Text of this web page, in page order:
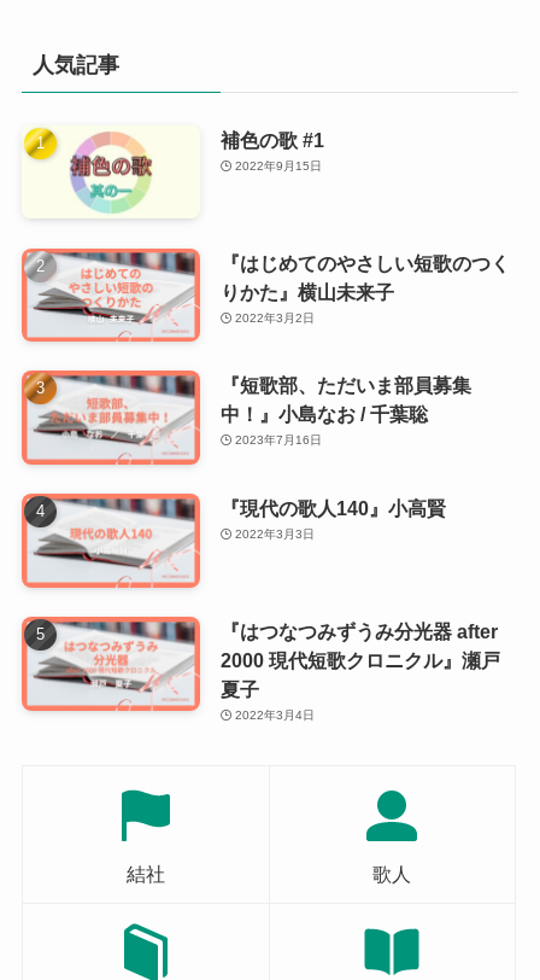
人気記事
補色の歌 #1
2022年9月15日
『はじめてのやさしい短歌のつく
りかた』横山未来子
2022年3月2日
『短歌部、ただいま部員募集
中！』小島なお / 千葉聡
2023年7月16日
『現代の歌人140』小高賢
2022年3月3日
『はつなつみずうみ分光器 after
2000 現代短歌クロニクル』瀬戸
夏子
2022年3月4日
結社 歌人